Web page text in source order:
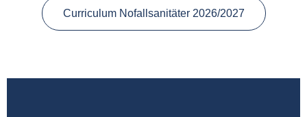
Curriculum Nofallsanitäter 2026/2027